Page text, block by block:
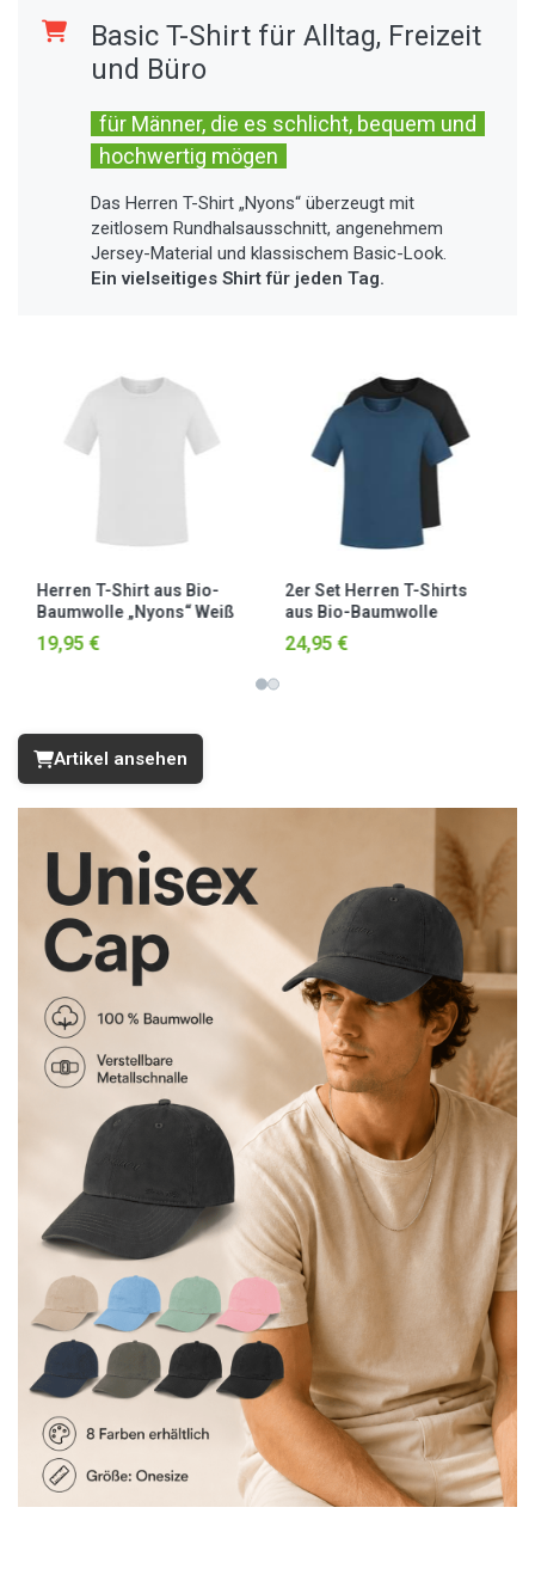
Basic T-Shirt für Alltag, Freizeit
und Büro
für Männer, die es schlicht, bequem und
hochwertig mögen
Das Herren T-Shirt „Nyons“ überzeugt mit
zeitlosem Rundhalsausschnitt, angenehmem
Jersey-Material und klassischem Basic-Look.
Ein vielseitiges Shirt für jeden Tag.
3er Set Herren T-Shirts
aus Bio-Baumwolle
„Nyons“
Beige/Schwarz/Weiß
32,95 €
4er Set Herren T-Shirts
aus Bio-Baumwolle
„Nyons“
39,95 €
Artikel ansehen